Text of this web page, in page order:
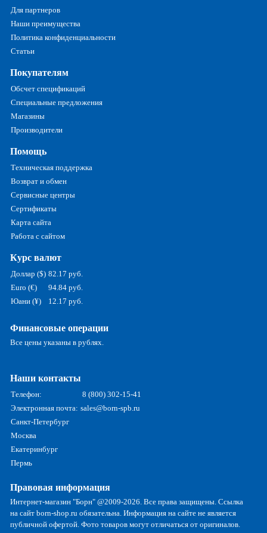
Для партнеров
Наши преимущества
Политика конфиденциальности
Статьи
Покупателям
Обсчет спецификаций
Специальные предложения
Магазины
Производители
Помощь
Техническая поддержка
Возврат и обмен
Сервисные центры
Сертификаты
Карта сайта
Работа с сайтом
Курс валют
Доллар ($) 82.17 руб.
Euro (€)
94.84 руб.
Юани (¥)
12.17 руб.
Финансовые операции
Все цены указаны в рублях.
Наши контакты
Телефон:
8 (800) 302-15-41
Электронная почта: sales@born-spb.ru
Санкт-Петербург
Москва
Екатеринбург
Пермь
Правовая информация
Интернет-магазин "Борн" @2009-2026. Все права защищены. Ссылка
на сайт born-shop.ru обязательна. Информация на сайте не является
публичной офертой. Фото товаров могут отличаться от оригиналов.